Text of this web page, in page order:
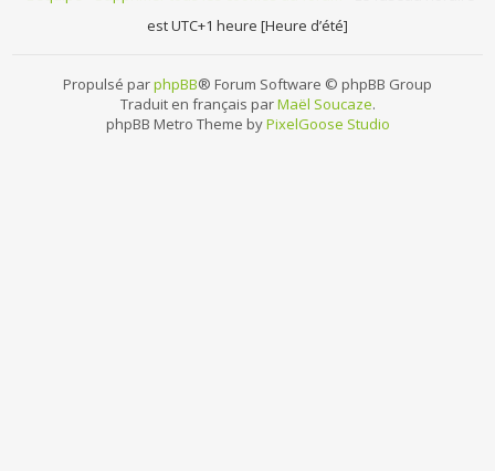
est UTC+1 heure [Heure d’été]
Propulsé parphpBB® Forum Software © phpBB Group
Traduit en français parMaël Soucaze.
phpBB Metro Theme byPixelGoose Studio